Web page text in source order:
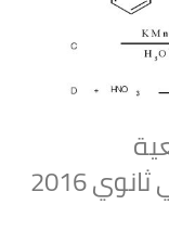
مواضيع إمتحان أستاذ رئيسي ثانوي 2016